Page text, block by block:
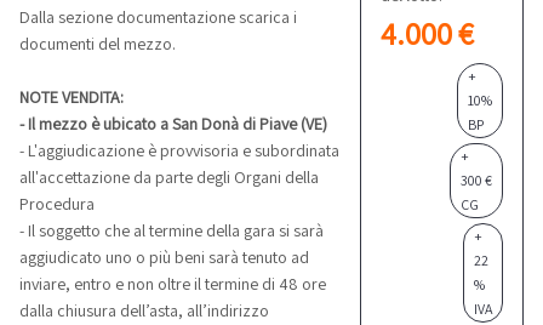
10%
BP
+
300 €
CG
+
22
%
IVA
Dalla sezione documentazione scarica i
documenti del mezzo.
NOTE VENDITA:
- Il mezzo è ubicato a San Donà di Piave (VE)
- L'aggiudicazione è provvisoria e subordinata
all'accettazione da parte degli Organi della
Procedura
- Il soggetto che al termine della gara si sarà
aggiudicato uno o più beni sarà tenuto ad
inviare, entro e non oltre il termine di 48 ore
dalla chiusura dell’asta, all’indirizzo